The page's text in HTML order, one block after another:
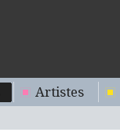
Artistes